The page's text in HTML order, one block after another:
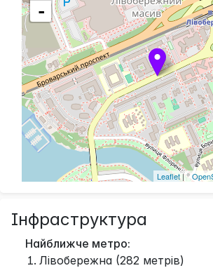
-
Leaflet| ©
Інфраструктура
Найближче метро:
Лівобережна (282 метрів)